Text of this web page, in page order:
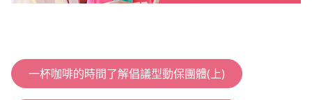
一杯咖啡的時間了解倡議型動保團體(上)